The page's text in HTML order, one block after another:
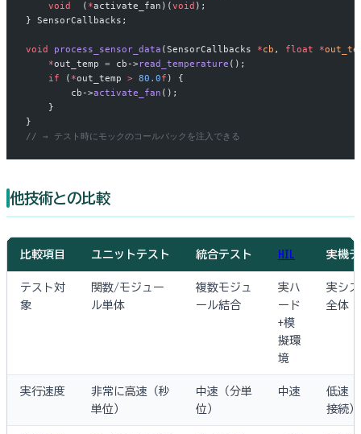
    void
  (
*activate_fan)(void );
} SensorCallbacks;
void process_sensor_data (SensorCallbacks *cb , float *
    *
out_temp = cb->read_temperature ();
    if
( *out_temp > 80.0f ) {
        cb->
activate_fan ();
    }
}
// → テスト時にモックのコールバックを注入できる
他技術との比較
比較項目 ユニットテスト 統合テスト HIL 実機
テスト対
象
関数/モジュー
ル単体
複数モジュ
ール結合
実ハ
ード
+模
擬環
境
実シ
全体
実行速度
非常に高速（秒
単位）
中速（分単
位）
中速
低速
接続）